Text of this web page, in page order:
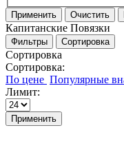
Применить Очистить
Капитанские Повязки
Фильтры Сортировка
Сортировка
Сортировка:
Лимит:
Применить